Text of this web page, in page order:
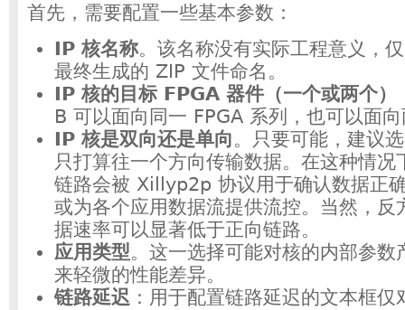
首先，需要配置一些基本参数：
IP 核名称。该名称没有实际工程意义，
最终生成的 ZIP 文件命名。
IP 核的目标 FPGA 器件（一个或两个）
B 可以面向同一 FPGA 系列，也可以面
IP 核是双向还是单向。只要可能，建议
只打算往一个方向传输数据。在这种情况
链路会被 Xillyp2p 协议用于确认数据正
或为各个应用数据流提供流控。当然，反
据速率可以显著低于正向链路。
应用类型。这一选择可能对核的内部参数
来轻微的性能差异。
链路延迟 ：用于配置链路延迟的文本框